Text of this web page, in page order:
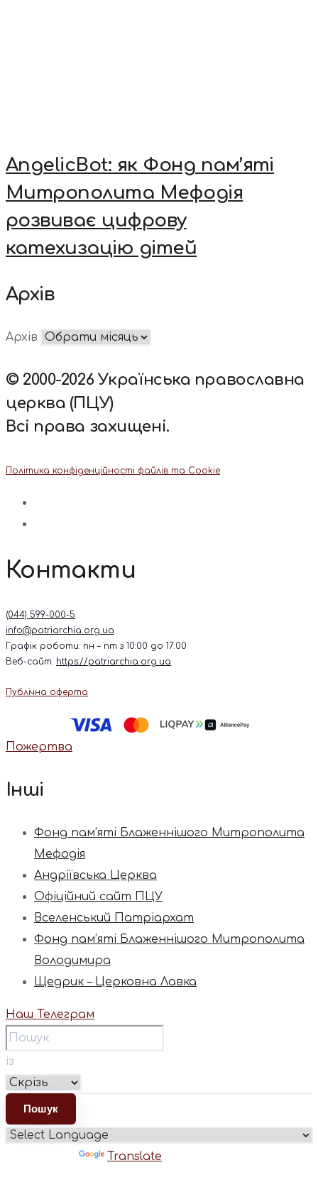
AngelicBot: як Фонд пам’яті
Митрополита Мефодія
розвиває цифрову
катехизацію дітей
Архів
Архів
© 2000-2026 Українська православна
церква (ПЦУ)
Всі права захищені.
Політика конфіденційності файлів та Cookie
Контакти
(044) 599-000-5
info@patriarchia.org.ua
Графік роботи: пн – пт з 10:00 до 17:00
Веб-сайт: https://patriarchia.org.ua
Публічна оферта
Пожертва
Інші
Фонд пам’яті Блаженнішого Митрополита
Мефодія
Андріївська Церква
Офіційний сайт ПЦУ
Вселенський Патріархат
Фонд пам’яті Блаженнішого Митрополита
Володимира
Щедрик – Церковна Лавка
Наш Телеграм
із
Translate